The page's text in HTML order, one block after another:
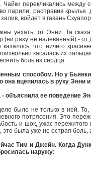
перекликались между
парили, расправив
войдет в гавань
уехать, от Энни. Та
разу не надеванный) -
что ничего
касалась их
боль из сердца.
способом. Но у
вцепилась в руку Энни
- объяснила ее поведение
было не только в ней. То,
потрясения. Это
и шок, ужас
была уже не острая боль,
Тим и Джейн. Когда
наружу: